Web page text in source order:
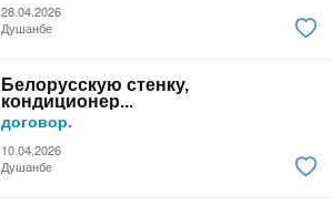
28.04.2026
Душанбе
Белорусскую стенку,
кондиционер...
договор.
10.04.2026
Душанбе